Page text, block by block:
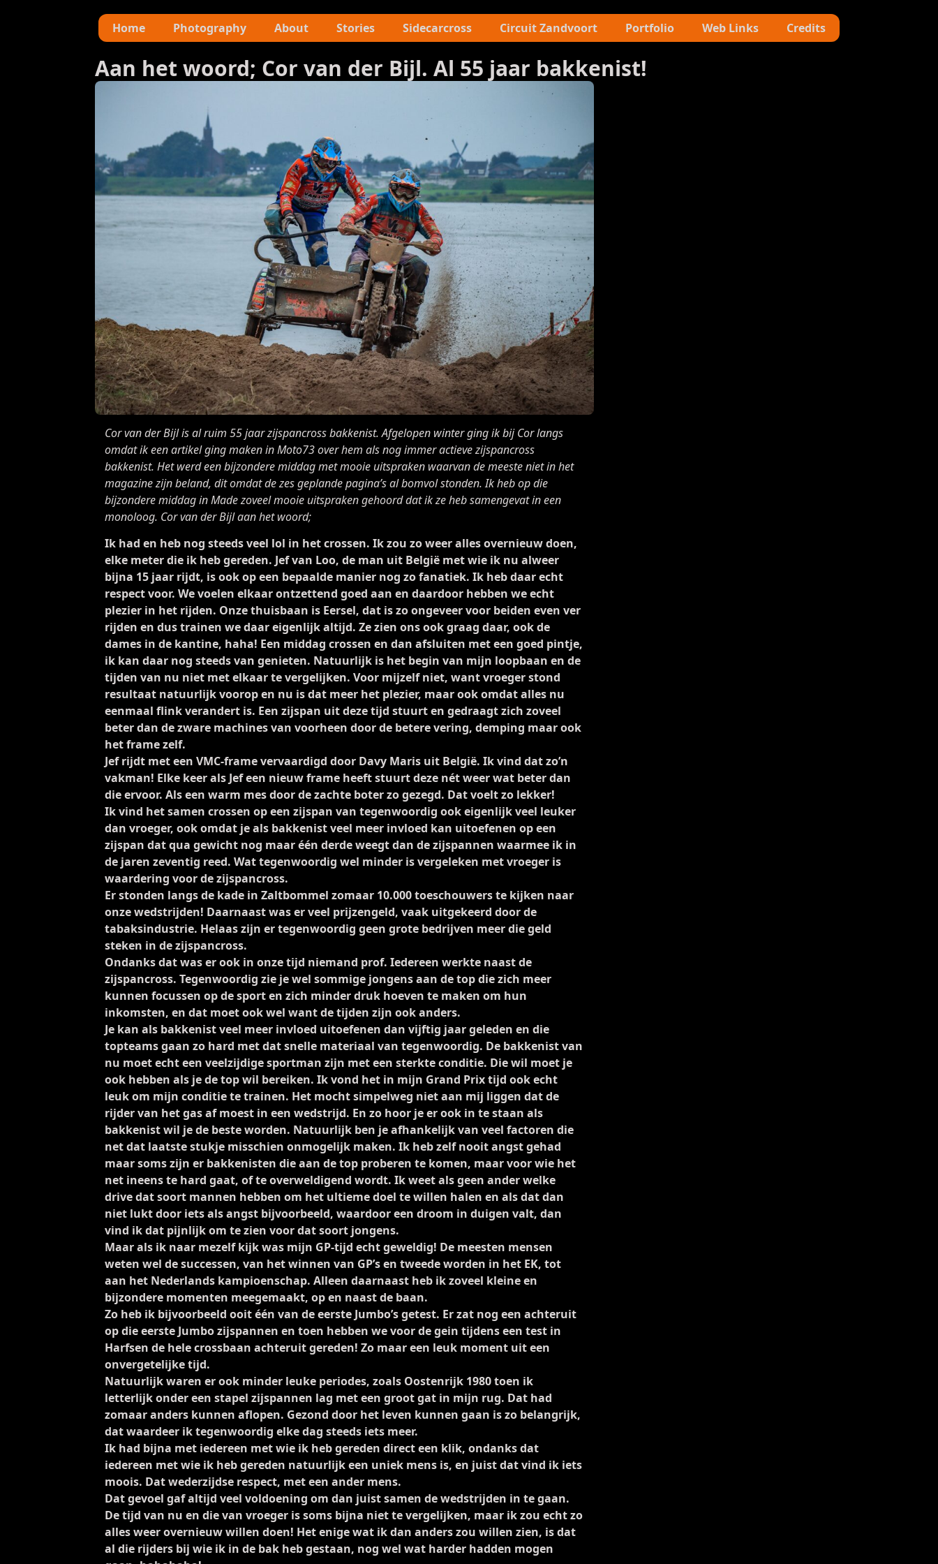
Home Photography About Stories Sidecarcross Circuit Zandvoort Portfolio Web Links Credits
Aan het woord; Cor van der Bijl. Al 55 jaar bakkenist!
Cor van der Bijl is al ruim 55 jaar zijspancross bakkenist. Afgelopen winter ging ik bij Cor langs
omdat ik een artikel ging maken in Moto73 over hem als nog immer actieve zijspancross
bakkenist. Het werd een bijzondere middag met mooie uitspraken waarvan de meeste niet in het
magazine zijn beland, dit omdat de zes geplande pagina’s al bomvol stonden. Ik heb op die
bijzondere middag in Made zoveel mooie uitspraken gehoord dat ik ze heb samengevat in een
monoloog. Cor van der Bijl aan het woord;
Ik had en heb nog steeds veel lol in het crossen. Ik zou zo weer alles overnieuw doen,
elke meter die ik heb gereden. Jef van Loo, de man uit België met wie ik nu alweer
bijna 15 jaar rijdt, is ook op een bepaalde manier nog zo fanatiek. Ik heb daar echt
respect voor. We voelen elkaar ontzettend goed aan en daardoor hebben we echt
plezier in het rijden. Onze thuisbaan is Eersel, dat is zo ongeveer voor beiden even ver
rijden en dus trainen we daar eigenlijk altijd. Ze zien ons ook graag daar, ook de
dames in de kantine, haha! Een middag crossen en dan afsluiten met een goed pintje,
ik kan daar nog steeds van genieten. Natuurlijk is het begin van mijn loopbaan en de
tijden van nu niet met elkaar te vergelijken. Voor mijzelf niet, want vroeger stond
resultaat natuurlijk voorop en nu is dat meer het plezier, maar ook omdat alles nu
eenmaal flink verandert is. Een zijspan uit deze tijd stuurt en gedraagt zich zoveel
beter dan de zware machines van voorheen door de betere vering, demping maar ook
het frame zelf.
Jef rijdt met een VMC-frame vervaardigd door Davy Maris uit België. Ik vind dat zo’n
vakman! Elke keer als Jef een nieuw frame heeft stuurt deze nét weer wat beter dan
die ervoor. Als een warm mes door de zachte boter zo gezegd. Dat voelt zo lekker!
Ik vind het samen crossen op een zijspan van tegenwoordig ook eigenlijk veel leuker
dan vroeger, ook omdat je als bakkenist veel meer invloed kan uitoefenen op een
zijspan dat qua gewicht nog maar één derde weegt dan de zijspannen waarmee ik in
de jaren zeventig reed. Wat tegenwoordig wel minder is vergeleken met vroeger is
waardering voor de zijspancross.
Er stonden langs de kade in Zaltbommel zomaar 10.000 toeschouwers te kijken naar
onze wedstrijden! Daarnaast was er veel prijzengeld, vaak uitgekeerd door de
tabaksindustrie. Helaas zijn er tegenwoordig geen grote bedrijven meer die geld
steken in de zijspancross.
Ondanks dat was er ook in onze tijd niemand prof. Iedereen werkte naast de
zijspancross. Tegenwoordig zie je wel sommige jongens aan de top die zich meer
kunnen focussen op de sport en zich minder druk hoeven te maken om hun
inkomsten, en dat moet ook wel want de tijden zijn ook anders.
Je kan als bakkenist veel meer invloed uitoefenen dan vijftig jaar geleden en die
topteams gaan zo hard met dat snelle materiaal van tegenwoordig. De bakkenist van
nu moet echt een veelzijdige sportman zijn met een sterkte conditie. Die wil moet je
ook hebben als je de top wil bereiken. Ik vond het in mijn Grand Prix tijd ook echt
leuk om mijn conditie te trainen. Het mocht simpelweg niet aan mij liggen dat de
rijder van het gas af moest in een wedstrijd. En zo hoor je er ook in te staan als
bakkenist wil je de beste worden. Natuurlijk ben je afhankelijk van veel factoren die
net dat laatste stukje misschien onmogelijk maken. Ik heb zelf nooit angst gehad
maar soms zijn er bakkenisten die aan de top proberen te komen, maar voor wie het
net ineens te hard gaat, of te overweldigend wordt. Ik weet als geen ander welke
drive dat soort mannen hebben om het ultieme doel te willen halen en als dat dan
niet lukt door iets als angst bijvoorbeeld, waardoor een droom in duigen valt, dan
vind ik dat pijnlijk om te zien voor dat soort jongens.
Maar als ik naar mezelf kijk was mijn GP-tijd echt geweldig! De meesten mensen
weten wel de successen, van het winnen van GP’s en tweede worden in het EK, tot
aan het Nederlands kampioenschap. Alleen daarnaast heb ik zoveel kleine en
bijzondere momenten meegemaakt, op en naast de baan.
Zo heb ik bijvoorbeeld ooit één van de eerste Jumbo’s getest. Er zat nog een achteruit
op die eerste Jumbo zijspannen en toen hebben we voor de gein tijdens een test in
Harfsen de hele crossbaan achteruit gereden! Zo maar een leuk moment uit een
onvergetelijke tijd.
Natuurlijk waren er ook minder leuke periodes, zoals Oostenrijk 1980 toen ik
letterlijk onder een stapel zijspannen lag met een groot gat in mijn rug. Dat had
zomaar anders kunnen aflopen. Gezond door het leven kunnen gaan is zo belangrijk,
dat waardeer ik tegenwoordig elke dag steeds iets meer.
Ik had bijna met iedereen met wie ik heb gereden direct een klik, ondanks dat
iedereen met wie ik heb gereden natuurlijk een uniek mens is, en juist dat vind ik iets
moois. Dat wederzijdse respect, met een ander mens.
Dat gevoel gaf altijd veel voldoening om dan juist samen de wedstrijden in te gaan.
De tijd van nu en die van vroeger is soms bijna niet te vergelijken, maar ik zou echt zo
alles weer overnieuw willen doen! Het enige wat ik dan anders zou willen zien, is dat
al die rijders bij wie ik in de bak heb gestaan, nog wel wat harder hadden mogen